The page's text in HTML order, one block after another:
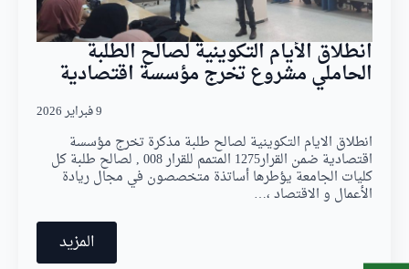
انطلاق الأيام التكوينية لصالح الطلبة
الحاملي مشروع تخرج مؤسسة اقتصادية
9 فبراير 2026
انطلاق الايام التكوينية لصالح طلبة مذكرة تخرج مؤسسة
اقتصادية ضمن القرار1275 المتمم للقرار 008 , لصالح طلبة كل
كليات الجامعة يؤطرها أساتذة متخصصون في مجال ريادة
الأعمال و الاقتصاد ،…
المزيد